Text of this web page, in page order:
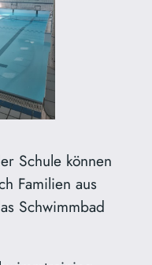
Schule können
Familien aus
Schwimmbad